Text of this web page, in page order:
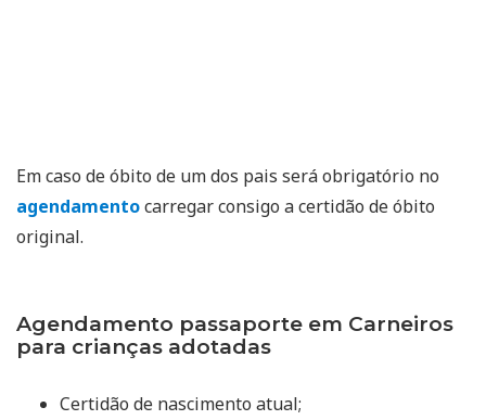
Em caso de óbito de um dos pais será obrigatório no
agendamentocarregar consigo a certidão de óbito
original.
Agendamento passaporte em Carneiros
para crianças adotadas
Certidão de nascimento atual;